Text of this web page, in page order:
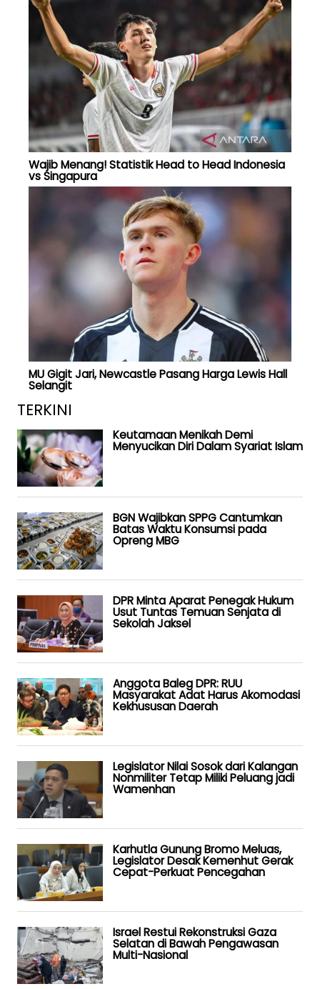
Wajib Menang! Statistik Head to Head Indonesia
vs Singapura
MU Gigit Jari, Newcastle Pasang Harga Lewis Hall
Selangit
TERKINI
Keutamaan Menikah Demi
Menyucikan Diri Dalam Syariat Islam
BGN Wajibkan SPPG Cantumkan
Batas Waktu Konsumsi pada
Opreng MBG
DPR Minta Aparat Penegak Hukum
Usut Tuntas Temuan Senjata di
Sekolah Jaksel
Anggota Baleg DPR: RUU
Masyarakat Adat Harus Akomodasi
Kekhususan Daerah
Legislator Nilai Sosok dari Kalangan
Nonmiliter Tetap Miliki Peluang jadi
Wamenhan
Karhutla Gunung Bromo Meluas,
Legislator Desak Kemenhut Gerak
Cepat-Perkuat Pencegahan
Israel Restui Rekonstruksi Gaza
Selatan di Bawah Pengawasan
Multi-Nasional